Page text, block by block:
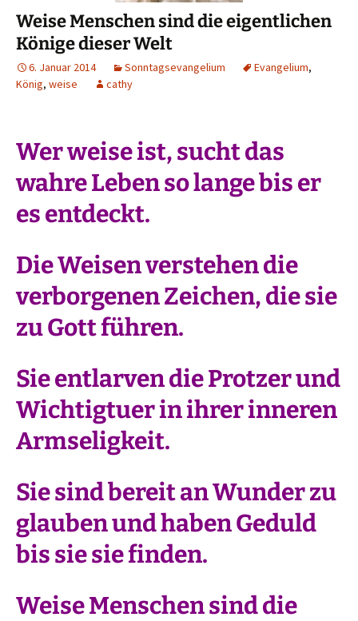
Weise Menschen sind die eigentlichen
Könige dieser Welt
6. Januar 2014 Sonntagsevangelium Evangelium,
König, weise cathy
Wer weise ist, sucht das
wahre Leben so lange bis er
es entdeckt.
Die Weisen verstehen die
verborgenen Zeichen, die sie
zu Gott führen.
Sie entlarven die Protzer und
Wichtigtuer in ihrer inneren
Armseligkeit.
Sie sind bereit an Wunder zu
glauben und haben Geduld
bis sie sie finden.
Weise Menschen sind die